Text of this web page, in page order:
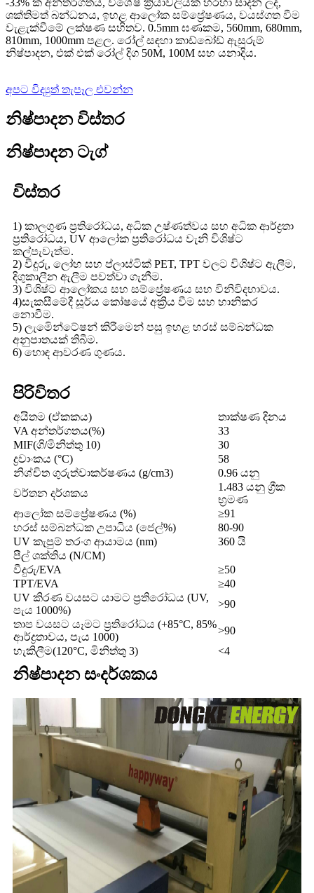
-33% ක අන්තර්ගතය, විශේෂ ක්‍රියාවලියක් හරහා සාදන ලද,
ශක්තිමත් බන්ධනය, ඉහළ ආලෝක සම්ප්‍රේෂණය, වයස්ගත වීම
වැළැක්වීමේ ලක්ෂණ සහිතව. 0.5mm ඝණකම, 560mm, 680mm,
810mm, 1000mm පළල. රෝල් සඳහා කාඩ්බෝඩ් ඇසුරුම්
නිෂ්පාදන, එක් එක් රෝල් දිග 50M, 100M සහ යනාදිය.
අපට විද්‍යුත් තැපෑල එවන්න
නිෂ්පාදන විස්තර
නිෂ්පාදන ටැග්
විස්තර
1) කාලගුණ ප්‍රතිරෝධය, අධික උෂ්ණත්වය සහ අධික ආර්ද්‍රතා
ප්‍රතිරෝධය, UV ආලෝක ප්‍රතිරෝධය වැනි විශිෂ්ට
කල්පැවැත්ම.
2) වීදුරු, ලෝහ සහ ප්ලාස්ටික් PET, TPT වලට විශිෂ්ට ඇලීම,
දිගුකාලීන ඇලීම පවත්වා ගැනීම.
3) විශිෂ්ට ආලෝකය සහ සම්ප්‍රේෂණය සහ විනිවිදභාවය.
4)සැකසීමේදී සූර්ය කෝෂයේ අක්‍රිය වීම සහ හානිකර
නොවීම.
5) ලැමිෙන්ටේෂන් කිරීමෙන් පසු ඉහළ හරස් සම්බන්ධක
අනුපාතයක් තිබීම.
6) හොඳ ආවරණ ගුණය.
පිරිවිතර
අයිතම (ඒකකය)
තාක්ෂණ දිනය
VA අන්තර්ගතය(%)
33
MIF(ගි/මිනිත්තු 10)
30
ද්‍රවාංකය (°C)
58
නිශ්චිත ගුරුත්වාකර්ෂණය (g/cm3)
0.96 යනු
වර්තන දර්ශකය
1.483 යනු ග්‍රීක
භ්‍රමණ
ආලෝක සම්ප්‍රේෂණය (%)
≥91
හරස් සම්බන්ධක උපාධිය (ජෙල්%)
80-90
UV කැපුම් තරංග ආයාමය (nm)
360 යි
පීල් ශක්තිය (N/CM)
වීදුරු/EVA
≥50
TPT/EVA
≥40
UV කිරණ වයසට යාමට ප්‍රතිරෝධය (UV,
පැය 1000%)
>90
තාප වයසට යෑමට ප්‍රතිරෝධය (+85°C, 85%
ආර්ද්‍රතාවය, පැය 1000)
>90
හැකිලීම(120°C, මිනිත්තු 3)
<4
නිෂ්පාදන සංදර්ශකය